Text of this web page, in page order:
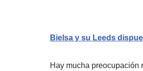
Bielsa y su Leeds
Hay mucha preocupación